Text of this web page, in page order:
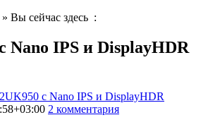
» Вы сейчас здесь :
Nano IPS и DisplayHDR
с Nano IPS и DisplayHDR
2 комментария